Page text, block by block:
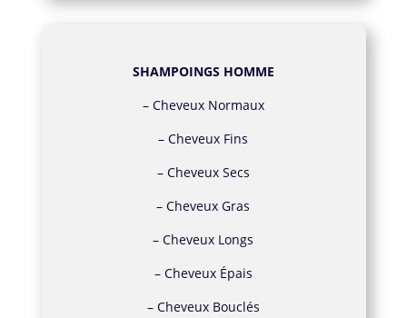
SHAMPOINGS HOMME
– Cheveux Normaux
–Cheveux Fins
– Cheveux Secs
–Cheveux Gras
–Cheveux Longs
– Cheveux Épais
– Cheveux Bouclés